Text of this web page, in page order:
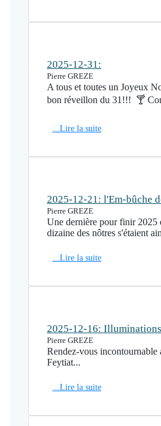
2025-12-31:
Pierre GREZE
A tous et toutes un Joyeux
bon réveillon du 31!!! 🍸
...Lire la suite
2025-12-21: l'Em-bûche
Pierre GREZE
Une dernière pour finir 2025
dizaine des nôtres s'étaient
...Lire la suite
2025-12-16:
Pierre GREZE
Rendez-vous incontournable
Feytiat...
...Lire la suite